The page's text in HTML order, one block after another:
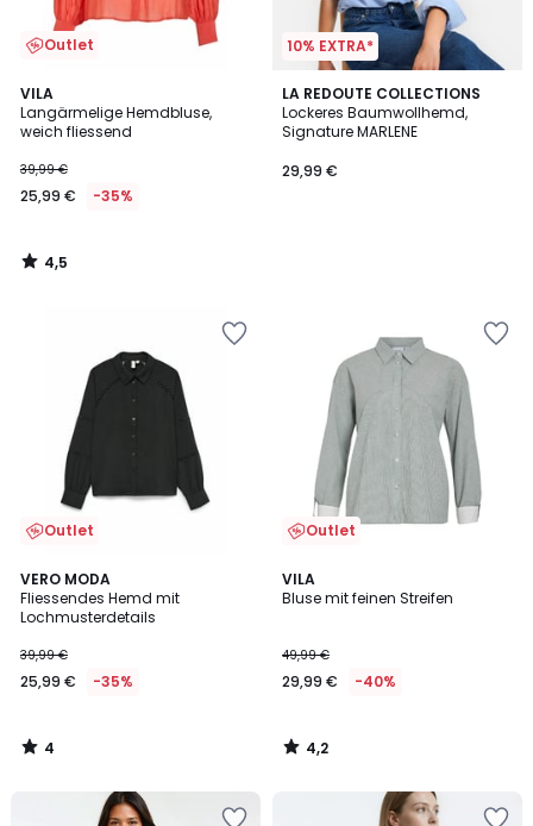
Outlet
VILA
Langärmelige Hemdbluse,
weich fliessend
39,99 €
25,99 € -35%
4,5
/ 5
4,5
/
10% EXTRA*
LA REDOUTE COLLECTIONS
Lockeres Baumwollhemd,
Signature MARLENE
29,99 €
Outlet
VERO MODA
Fliessendes Hemd mit
Lochmusterdetails
39,99 €
25,99 € -35%
4
/
5
4
/
Outlet
VILA
Bluse mit feinen Streifen
49,99 €
29,99 € -40%
4,2
/ 5
4,2
/